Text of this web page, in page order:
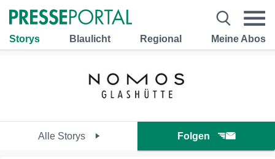
Storys Blaulicht Regional Meine Abos
Alle Storys Folgen